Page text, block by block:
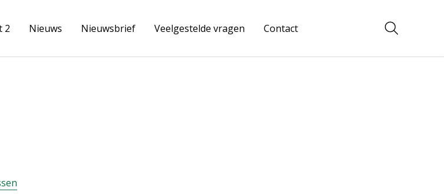
2 Nieuws Nieuwsbrief Veelgestelde vragen Contact